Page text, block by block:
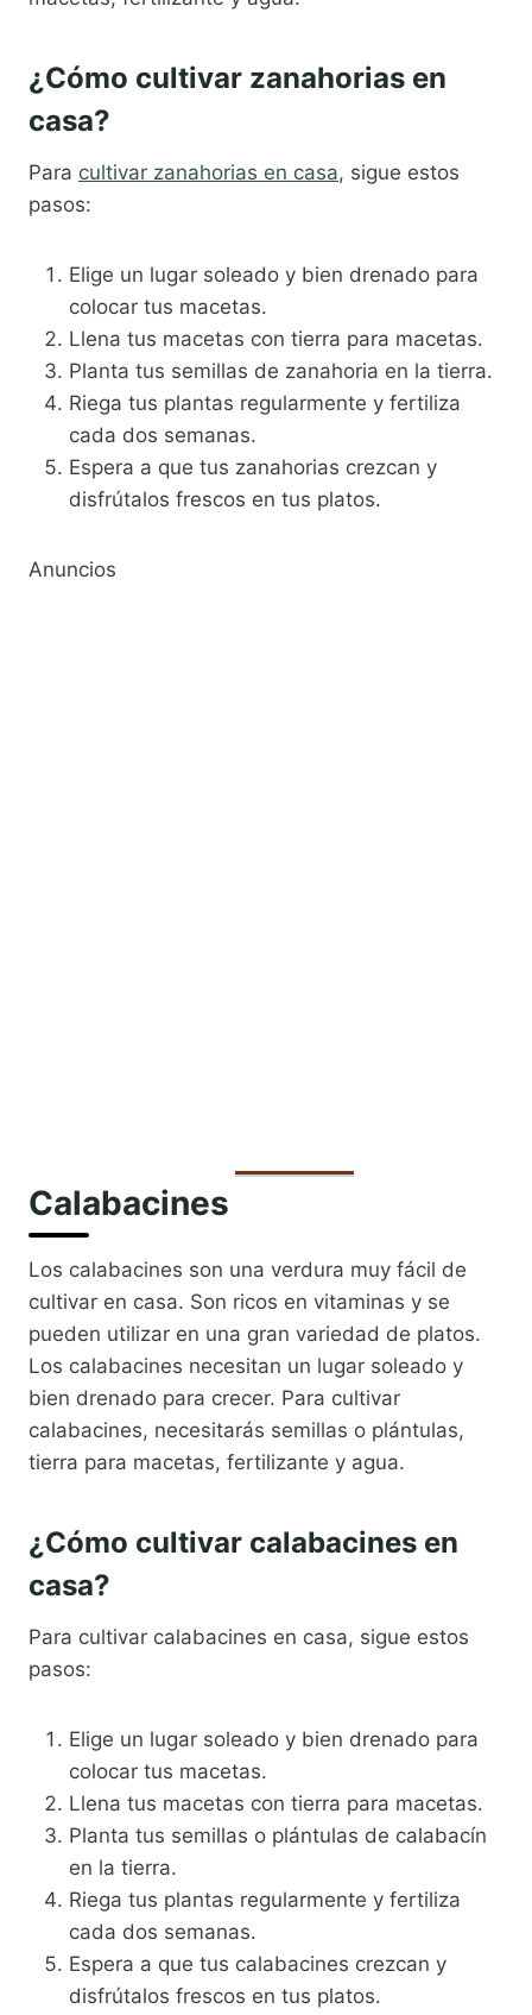
¿Cómo cultivar zanahorias en
casa?
Para cultivar zanahorias en casa, sigue estos
pasos:
Elige un lugar soleado y bien drenado para
colocar tus macetas.
Llena tus macetas con tierra para macetas.
Planta tus semillas de zanahoria en la tierra.
Riega tus plantas regularmente y fertiliza
cada dos semanas.
Espera a que tus zanahorias crezcan y
disfrútalos frescos en tus platos.
Anuncios
Calabacines
Los calabacines son una verdura muy fácil de
cultivar en casa. Son ricos en vitaminas y se
pueden utilizar en una gran variedad de platos.
Los calabacines necesitan un lugar soleado y
bien drenado para crecer. Para cultivar
calabacines, necesitarás semillas o plántulas,
tierra para macetas, fertilizante y agua.
¿Cómo cultivar calabacines en
casa?
Para cultivar calabacines en casa, sigue estos
pasos:
Elige un lugar soleado y bien drenado para
colocar tus macetas.
Llena tus macetas con tierra para macetas.
Planta tus semillas o plántulas de calabacín
en la tierra.
Riega tus plantas regularmente y fertiliza
cada dos semanas.
Espera a que tus calabacines crezcan y
disfrútalos frescos en tus platos.